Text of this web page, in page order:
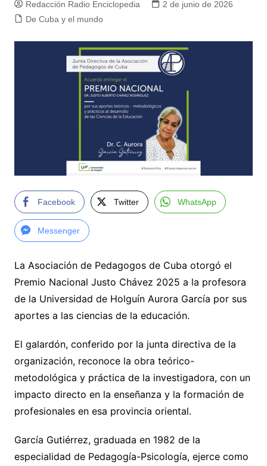
Redacción Radio Enciclopedia
2 de junio de 2026
De Cuba y el mundo
Facebook Twitter WhatsApp
Messenger
La Asociación de Pedagogos de Cuba otorgó el
Premio Nacional Justo Chávez 2025 a la profesora
de la Universidad de Holguín Aurora García por sus
aportes a las ciencias de la educación.
El galardón, conferido por la junta directiva de la
organización, reconoce la obra teórico-
metodológica y práctica de la investigadora, con un
impacto directo en la enseñanza y la formación de
profesionales en esa provincia oriental.
García Gutiérrez, graduada en 1982 de la
especialidad de Pedagogía-Psicología, ejerce como